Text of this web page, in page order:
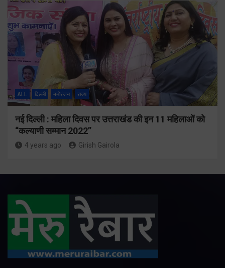
ALL दिल्ली मनोरंजन राज्य
नई दिल्ली : महिला दिवस पर उत्तराखंड की इन 11 महिलाओं को
“कल्याणी सम्मान 2022”
4 years ago Girish Gairola